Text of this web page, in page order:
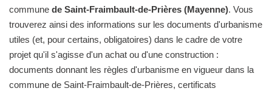
commune de Saint-Fraimbault-de-Prières (Mayenne). Vous
trouverez ainsi des informations sur les documents d'urbanisme
utiles (et, pour certains, obligatoires) dans le cadre de votre
projet qu'il s'agisse d'un achat ou d'une construction :
documents donnant les règles d'urbanisme en vigueur dans la
commune de Saint-Fraimbault-de-Prières, certificats